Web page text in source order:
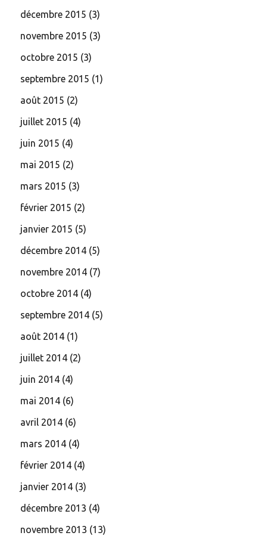
décembre 2015 (3)
novembre 2015 (3)
octobre 2015 (3)
septembre 2015 (1)
août 2015 (2)
juillet 2015 (4)
juin 2015 (4)
mai 2015 (2)
mars 2015 (3)
février 2015 (2)
janvier 2015 (5)
décembre 2014 (5)
novembre 2014 (7)
octobre 2014 (4)
septembre 2014 (5)
août 2014 (1)
juillet 2014 (2)
juin 2014 (4)
mai 2014 (6)
avril 2014 (6)
mars 2014 (4)
février 2014 (4)
janvier 2014 (3)
décembre 2013 (4)
novembre 2013 (13)